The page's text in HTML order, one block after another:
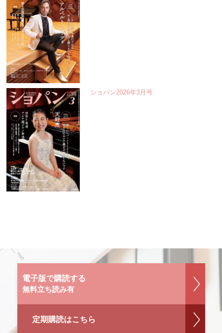
ショパン2026年3月号
電子版で購読する
無料立ち読み有
定期購読はこちら